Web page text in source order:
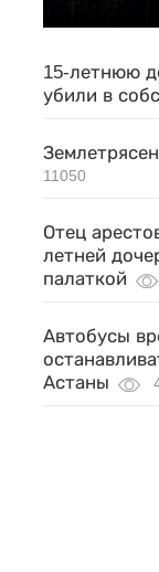
15-летнюю
убили в
11050
Отец
летней
палаткой
Автобусы
Астаны